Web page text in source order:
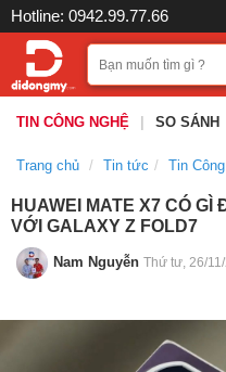
Hotline: 0942.99.77.66
TIN CÔNG NGHỆ SO SÁNH
Trang chủ Tin tức Tin
HUAWEI MATE X7 CÓ
VỚI GALAXY Z FOLD7
Nam Nguyễn Thứ tư, 26/